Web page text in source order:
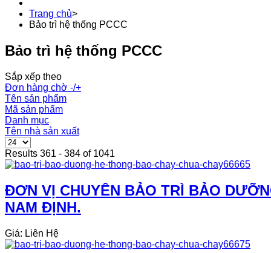
Trang chủ>
Bảo trì hệ thống PCCC
Bảo trì hệ thống PCCC
Sắp xếp theo
Đơn hàng chờ -/+
Tên sản phẩm
Mã sản phẩm
Danh mục
Tên nhà sản xuất
Results 361 - 384 of 1041
ĐƠN VỊ CHUYÊN BẢO TRÌ BẢO
NAM ĐỊNH.
Giá: Liên Hệ